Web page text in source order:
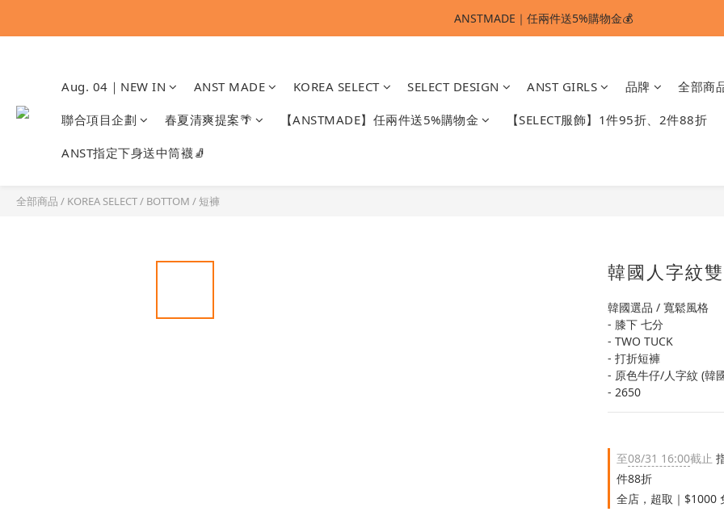
ANSTMADE｜任兩件送5%購物金💰
ANSTMADE｜任兩件送5%購物金💰
多重好禮滿額贈🔥
ANSTMADE｜任兩件送5%購物金💰
Aug. 04｜NEW IN ANST MADE KOREA SELECT SELECT DESIGN ANST GIRLS 品牌 全部商
聯合項目企劃 春夏清爽提案🌴 【ANSTMADE】任兩件送5%購物金 【SELECT服飾】1件95折、2件88折
ANST指定下身送中筒襪🧦
全部商品 / KOREA SELECT/ BOTTOM /短褲
韓國人字紋
韓國選品 / 寬鬆風格
- 膝下 七分
- TWO TUCK
- 打折短褲
- 原色牛仔/人字紋 (韓
- 2650
至08/31 16:00截止
件88折
全店，超取｜$1000